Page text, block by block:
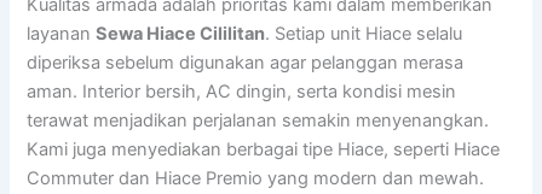
Kualitas armada adalah prioritas kami dalam memberikan
layananSewa Hiace Cililitan. Setiap unit Hiace selalu
diperiksa sebelum digunakan agar pelanggan merasa
aman. Interior bersih, AC dingin, serta kondisi mesin
terawat menjadikan perjalanan semakin menyenangkan.
Kami juga menyediakan berbagai tipe Hiace, seperti Hiace
Commuter dan Hiace Premio yang modern dan mewah.